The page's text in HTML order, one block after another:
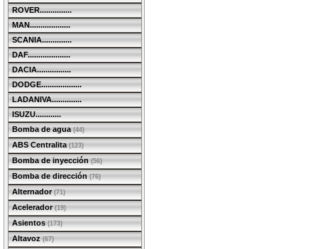
ROVER...............
MAN...................
SCANIA..............
DAF....................
DACIA................
DODGE...................
LADANIVA..............
ISUZU............
Bomba de agua (44)
ABS Centralita (123)
Bomba de inyección (56)
Bomba de dirección (76)
Alternador (71)
Acelerador (19)
Asientos (173)
Altavoz (67)